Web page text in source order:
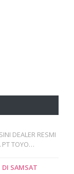
DEALER RESMI
PT TOYO…
DI SAMSAT